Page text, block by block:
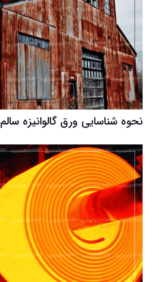
نحوه شناسایی ورق گالوانیزه سالم